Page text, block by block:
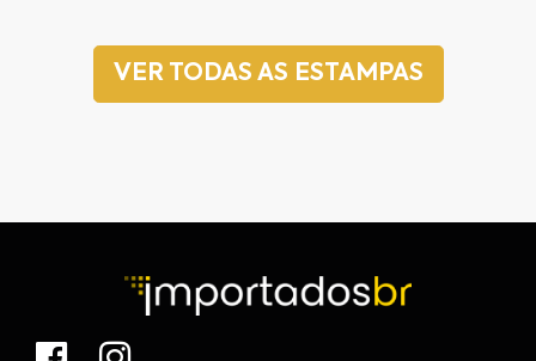
VER TODAS AS ESTAMPAS